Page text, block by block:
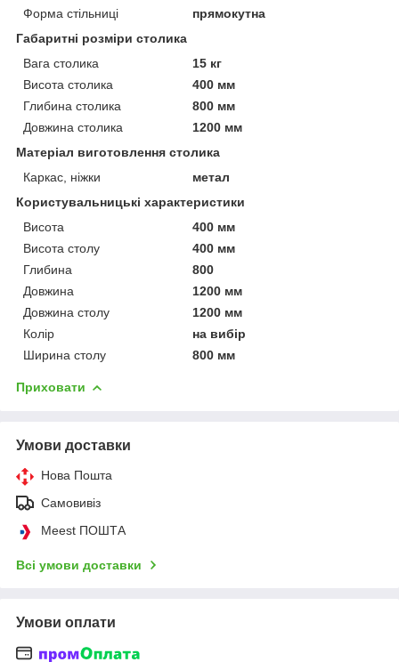
Форма стільниці
прямокутна
Габаритні розміри столика
Вага столика
15 кг
Висота столика
400 мм
Глибина столика
800 мм
Довжина столика
1200 мм
Матеріал виготовлення столика
Каркас, ніжки
метал
Користувальницькі характеристики
Висота
400 мм
Висота столу
400 мм
Глибина
800
Довжина
1200 мм
Довжина столу
1200 мм
Колір
на вибір
Ширина столу
800 мм
Приховати
Умови доставки
Нова Пошта
Самовивіз
Meest ПОШТА
Всі умови доставки
Умови оплати